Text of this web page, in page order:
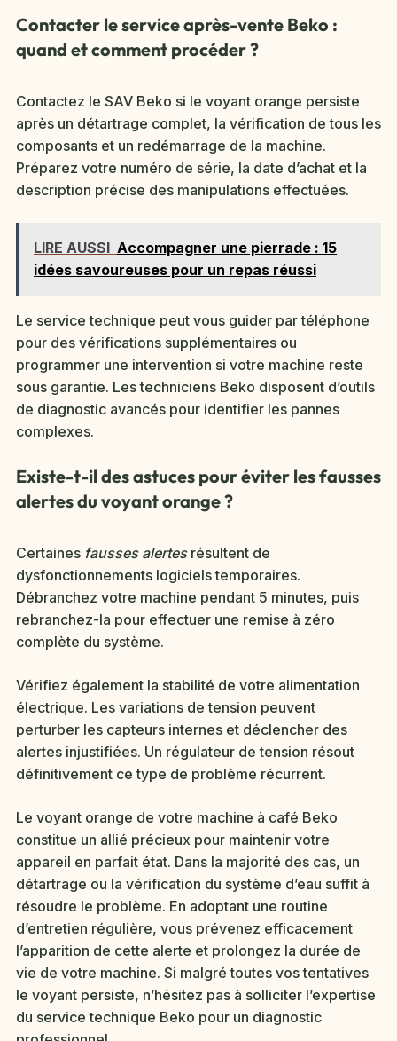
Contacter le service après-vente Beko :
quand et comment procéder ?
Contactez le SAV Beko si le voyant orange persiste
après un détartrage complet, la vérification de tous les
composants et un redémarrage de la machine.
Préparez votre numéro de série, la date d’achat et la
description précise des manipulations effectuées.
LIRE AUSSI Accompagner une pierrade : 15
idées savoureuses pour un repas réussi
Le service technique peut vous guider par téléphone
pour des vérifications supplémentaires ou
programmer une intervention si votre machine reste
sous garantie. Les techniciens Beko disposent d’outils
de diagnostic avancés pour identifier les pannes
complexes.
Existe-t-il des astuces pour éviter les fausses
alertes du voyant orange ?
Certaines fausses alertesrésultent de
dysfonctionnements logiciels temporaires.
Débranchez votre machine pendant 5 minutes, puis
rebranchez-la pour effectuer une remise à zéro
complète du système.
Vérifiez également la stabilité de votre alimentation
électrique. Les variations de tension peuvent
perturber les capteurs internes et déclencher des
alertes injustifiées. Un régulateur de tension résout
définitivement ce type de problème récurrent.
Le voyant orange de votre machine à café Beko
constitue un allié précieux pour maintenir votre
appareil en parfait état. Dans la majorité des cas, un
détartrage ou la vérification du système d’eau suffit à
résoudre le problème. En adoptant une routine
d’entretien régulière, vous prévenez efficacement
l’apparition de cette alerte et prolongez la durée de
vie de votre machine. Si malgré toutes vos tentatives
le voyant persiste, n’hésitez pas à solliciter l’expertise
du service technique Beko pour un diagnostic